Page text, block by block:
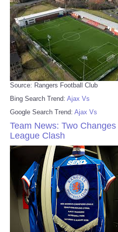
Source: Rangers Football Club
Bing Search Trend: Ajax Vs
Google Search Trend: Ajax Vs
Team News: Two
League Clash